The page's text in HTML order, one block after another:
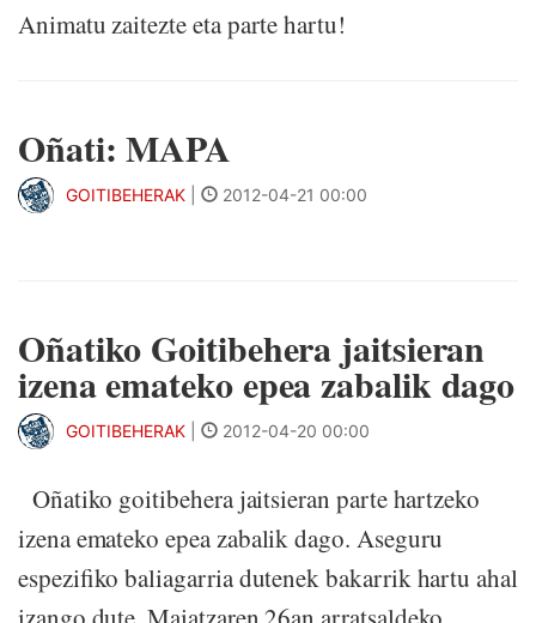
Animatu zaitezte eta parte hartu!
Oñati: MAPA
GOITIBEHERAK 2012-04-21 00:00
Oñatiko Goitibehera jaitsieran
izena emateko epea zabalik dago
GOITIBEHERAK 2012-04-20 00:00
Oñatiko goitibehera jaitsieran parte hartzeko
izena emateko epea zabalik dago. Aseguru
espezifiko baliagarria dutenek bakarrik hartu ahal